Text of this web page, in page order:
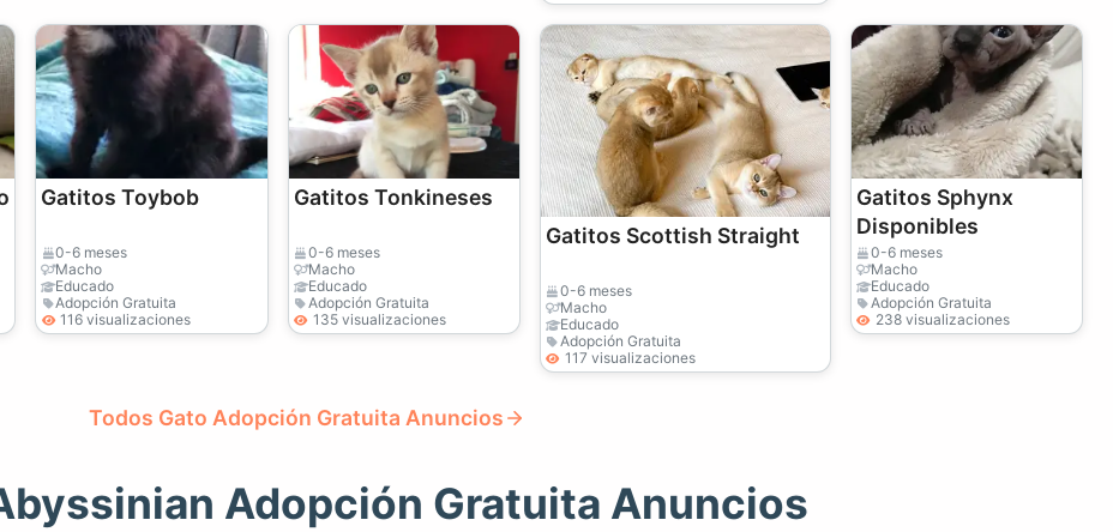
Gatitos Toybob
0-6 meses
Macho
Educado
Adopción Gratuita
116 visualizaciones
Gatitos Tonkineses
0-6 meses
Macho
Educado
Adopción Gratuita
135 visualizaciones
Gatitos Scottish Straight
0-6 meses
Macho
Educado
Adopción Gratuita
117 visualizaciones
Gatitos Sphynx
Disponibles
0-6 meses
Macho
Educado
Adopción Gratuita
238 visualizaciones
Todos Gato Adopción Gratuita Anuncios
Adopción Gratuita Anuncios